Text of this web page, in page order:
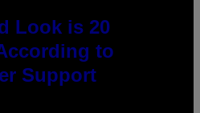
Look is 20
to
Support